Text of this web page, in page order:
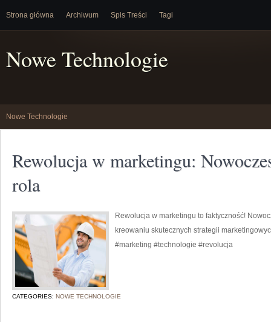
Strona główna Archiwum Spis Treści Tagi
Nowe Technologie
Nowe Technologie
Rewolucja w marketingu:
rola
Rewolucja w marketingu to faktyczność!
kreowaniu skutecznych strategii
#marketing #technologie #revolucja
CATEGORIES: NOWE TECHNOLOGIE